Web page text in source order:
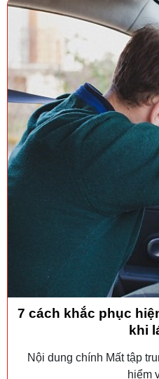
7 cách khắc phục
khi
Nội dung chính Mất tập
hiểm